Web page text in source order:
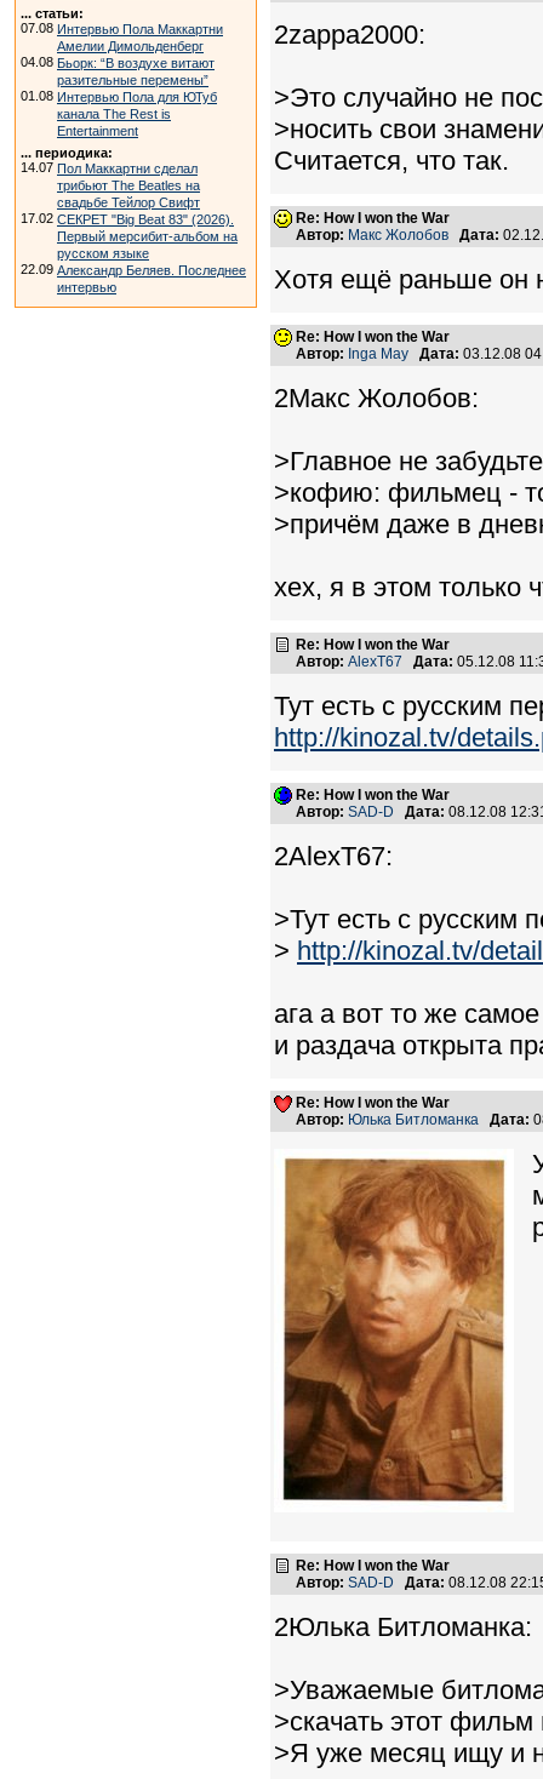
... статьи:
07.08 Интервью Пола Маккартни
Амелии Димольденберг
04.08 Бьорк: “В воздухе витают
разительные перемены”
01.08 Интервью Пола для ЮТуб
канала The Rest is
Entertainment
... периодика:
14.07 Пол Маккартни сделал
трибьют The Beatles на
свадьбе Тейлор Свифт
17.02 СЕКРЕТ "Big Beat 83" (2026).
Первый мерсибит-альбом на
русском языке
22.09 Александр Беляев. Последнее
интервью
2zappa2000:
>Это случайно не
>носить свои
Считается, что так.
Re: How I won the War
Автор: Макс Жолобов Дата:
Хотя ещё раньше он
Re: How I won the War
Автор: Inga May Дата: 03.12.08
2Макс Жолобов:
>Главное не
>кофию: фильмец -
>причём даже в
хех, я в этом только
Re: How I won the War
Автор: AlexT67 Дата: 05.12.08
Тут есть с русским
http://kinozal.tv/
Re: How I won the War
Автор: SAD-D Дата: 08.12.08
2AlexT67:
>Тут есть с русским
> http://kinozal.tv/
ага а вот то же
и раздача открыта
Re: How I won the War
Автор: Юлька Битломанка Дата:
Re: How I won the War
Автор: SAD-D Дата: 08.12.08
2Юлька Битломанка:
>Уважаемые
>скачать этот фильм
>Я уже месяц ищу и